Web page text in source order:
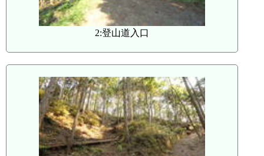
2:登山道入口